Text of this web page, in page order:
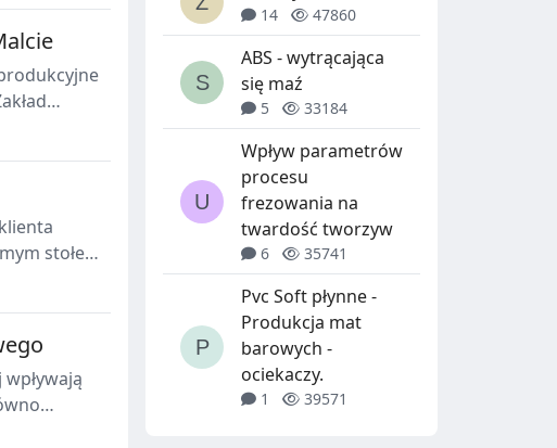
z FKM
stołem
14 47860
ABS - wytrącająca
się maź
5 33184
Wpływ parametrów
procesu
frezowania na
twardość tworzyw
6 35741
Pvc Soft płynne -
Produkcja mat
barowych -
ociekaczy.
1 39571